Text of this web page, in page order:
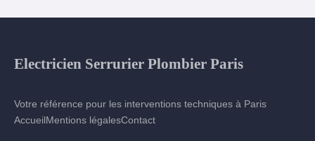
Electricien Serrurier Plombier Paris
Votre référence pour les interventions techniques à Paris
AccueilMentions légalesContact